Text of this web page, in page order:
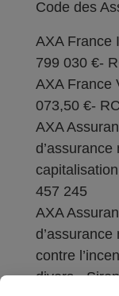
Code des
AXA France
799 030 €-
AXA France
073,50 €-
AXA
457 245
AXA
contre
divers -